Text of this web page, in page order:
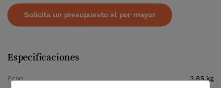
Solicita un presupuesto al por mayor
Especificaciones
Peso 3,85 kg